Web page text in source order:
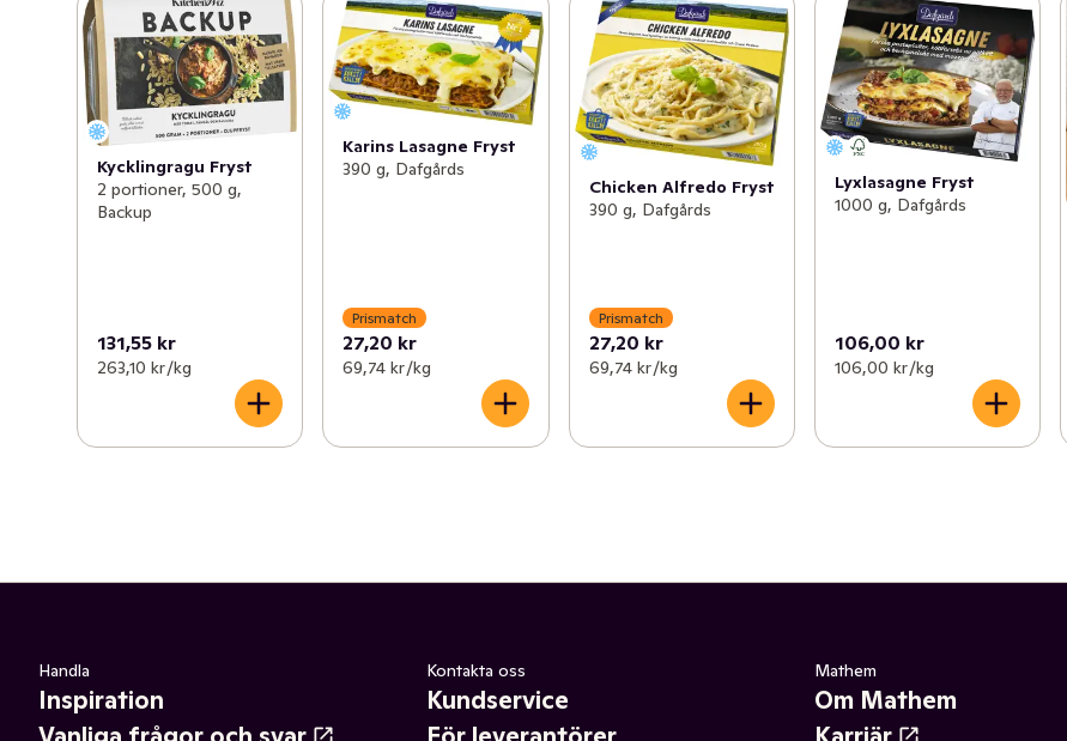
Kycklingragu Fryst
2 portioner, 500 g,
Backup
131,55 kr
263,10 kr /kg
Karins Lasagne Fryst
390 g, Dafgårds
Prismatch
27,20 kr
69,74 kr /kg
Chicken Alfredo Fryst
390 g, Dafgårds
Prismatch
27,20 kr
69,74 kr /kg
Lyxlasagne Fryst
1000 g, Dafgårds
106,00 kr
106,00 kr /kg
Handla
Inspiration
Kontakta oss
Kundservice
Mathem
Om Mathem